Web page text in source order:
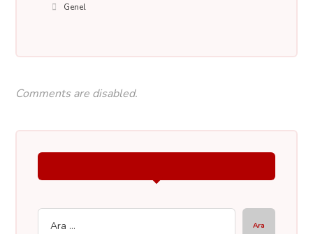
Genel
Comments are disabled.